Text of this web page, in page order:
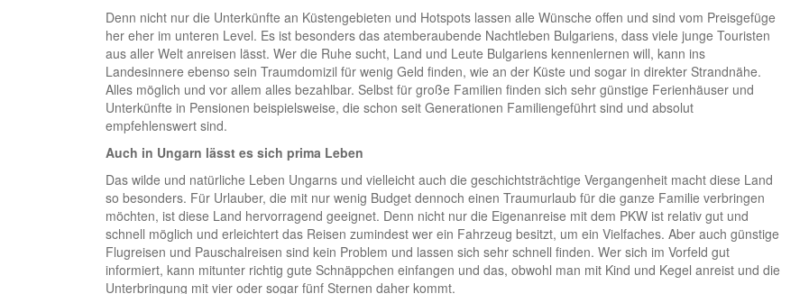
Denn nicht nur die Unterkünfte an Küstengebieten und Hotspots lassen alle Wünsche offen und sind vom Preisgefüge
her eher im unteren Level. Es ist besonders das atemberaubende Nachtleben Bulgariens, dass viele junge Touristen
aus aller Welt anreisen lässt. Wer die Ruhe sucht, Land und Leute Bulgariens kennenlernen will, kann ins
Landesinnere ebenso sein Traumdomizil für wenig Geld finden, wie an der Küste und sogar in direkter Strandnähe.
Alles möglich und vor allem alles bezahlbar. Selbst für große Familien finden sich sehr günstige Ferienhäuser und
Unterkünfte in Pensionen beispielsweise, die schon seit Generationen Familiengeführt sind und absolut
empfehlenswert sind.
Auch in Ungarn lässt es sich prima Leben
Das wilde und natürliche Leben Ungarns und vielleicht auch die geschichtsträchtige Vergangenheit macht diese Land
so besonders. Für Urlauber, die mit nur wenig Budget dennoch einen Traumurlaub für die ganze Familie verbringen
möchten, ist diese Land hervorragend geeignet. Denn nicht nur die Eigenanreise mit dem PKW ist relativ gut und
schnell möglich und erleichtert das Reisen zumindest wer ein Fahrzeug besitzt, um ein Vielfaches. Aber auch günstige
Flugreisen und Pauschalreisen sind kein Problem und lassen sich sehr schnell finden. Wer sich im Vorfeld gut
informiert, kann mitunter richtig gute Schnäppchen einfangen und das, obwohl man mit Kind und Kegel anreist und die
Unterbringung mit vier oder sogar fünf Sternen daher kommt.